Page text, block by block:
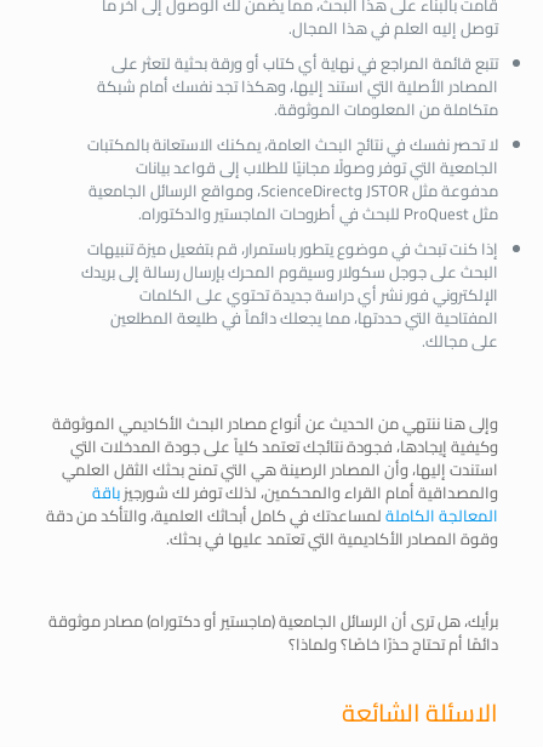
توصل إليه العلم في هذا المجال.
تتبع قائمة المراجع في نهاية أي كتاب أو ورقة بحثية لتعثر على
المصادر الأصلية التي استند إليها، وهكذا تجد نفسك أمام شبكة
متكاملة من المعلومات الموثوقة.
لا تحصر نفسك في نتائج البحث العامة، يمكنك الاستعانة بالمكتبات
الجامعية التي توفر وصولًا مجانيًا للطلاب إلى قواعد بيانات
مدفوعة مثل JSTOR وScienceDirect، ومواقع الرسائل الجامعية
مثل ProQuest للبحث في أطروحات الماجستير والدكتوراه.
إذا كنت تبحث في موضوع يتطور باستمرار، قم بتفعيل ميزة تنبيهات
البحث على جوجل سكولار وسيقوم المحرك بإرسال رسالة إلى بريدك
الإلكتروني فور نشر أي دراسة جديدة تحتوي على الكلمات
المفتاحية التي حددتها، مما يجعلك دائماً في طليعة المطلعين
على مجالك.
وإلى هنا ننتهي من الحديث عن أنواعمصادر البحث الأكاديمي الموثوقة
وكيفية إيجادها، فجودة نتائجك تعتمد كلياً على جودة المدخلات التي
استندت إليها، وأن المصادر الرصينة هي التي تمنح بحثك الثقل العلمي
والمصداقية أمام القراء والمحكمين، لذلك توفر لك شورجيزباقة
المعالجة الكاملةلمساعدتك في كامل أبحاثك العلمية، والتأكد من دقة
وقوة المصادر الأكاديمية التي تعتمد عليها في بحثك.
برأيك، هل ترى أن الرسائل الجامعية (ماجستير أو دكتوراه) مصادر موثوقة
دائمًا أم تحتاج حذرًا خاصًا؟ ولماذا؟
الاسئلة الشائعة